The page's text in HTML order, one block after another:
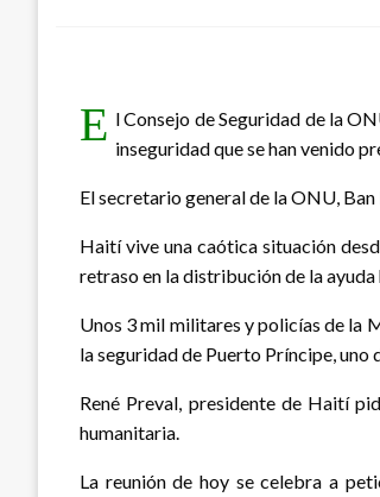
E l Consejo de Seguridad de la
inseguridad que se han venido
El secretario general de la ONU,
Haití vive una caótica situación
retraso en la distribución de la ayuda
Unos 3 mil militares y policías de la
la seguridad de Puerto Príncipe, uno
René Preval, presidente de Haití
humanitaria.
La reunión de hoy se celebra a